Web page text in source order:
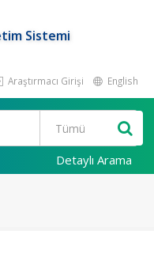
Sistemi
Araştırmacı Girişi English
Detaylı Arama